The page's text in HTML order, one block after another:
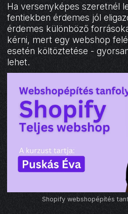
Ha versenyképes szeretnél
fentiekben érdemes jól
érdemes különböző
kérni, mert egy webshop
esetén költöztetése -
lehet.
Shopify webshopépítés